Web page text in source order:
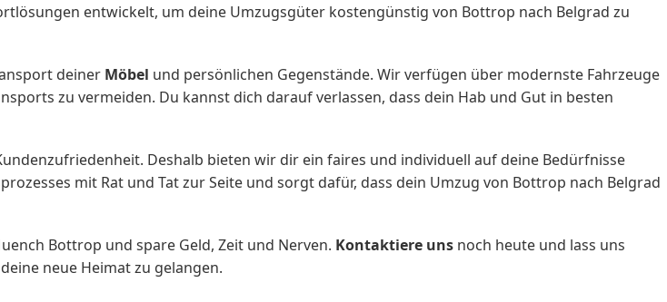
entwickelt, um deine Umzugsgüter kostengünstig von Bottrop nach Belgrad zu
deiner Möbel und persönlichen Gegenstände. Wir verfügen über modernste Fahrzeuge
zu vermeiden. Du kannst dich darauf verlassen, dass dein Hab und Gut in besten
Deshalb bieten wir dir ein faires und individuell auf deine Bedürfnisse
mit Rat und Tat zur Seite und sorgt dafür, dass dein Umzug von Bottrop nach Belgrad
Bottrop und spare Geld, Zeit und Nerven. Kontaktiere uns noch heute und lass uns
neue Heimat zu gelangen.